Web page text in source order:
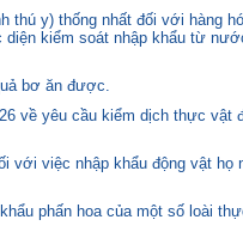
y) thống nhất đối với hàng
kiểm soát nhập khẩu từ
bơ ăn được.
về yêu cầu kiểm dịch thực
việc nhập khẩu động vật họ
phấn hoa của một số loài